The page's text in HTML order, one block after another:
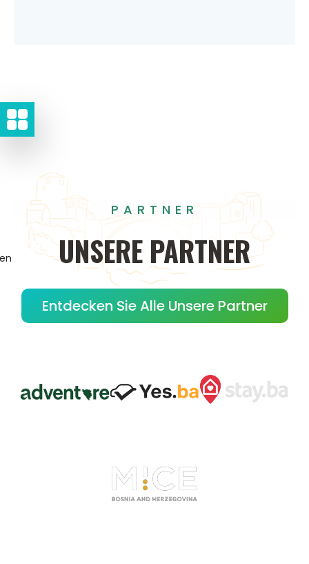
PARTNER
UNSERE PARTNER
Entdecken Sie Alle Unsere Partner